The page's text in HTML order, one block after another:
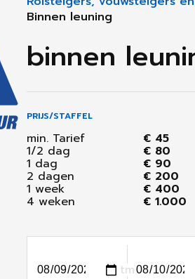
Binnen leuning
binnen
PRIJS/STAFFEL
min. Tarief € 45
1/2 dag € 80
1 dag € 90
2 dagen € 200
1 week € 400
4 weken € 1.000
tm